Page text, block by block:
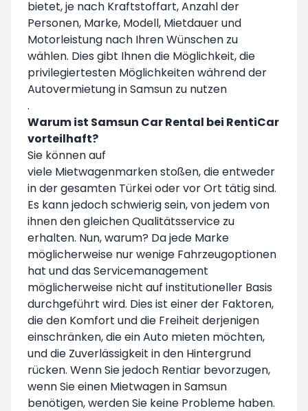
bietet, je nach Kraftstoffart, Anzahl der
Personen, Marke, Modell, Mietdauer und
Motorleistung nach Ihren Wünschen zu
wählen. Dies gibt Ihnen die Möglichkeit, die
privilegiertesten Möglichkeiten während der
Autovermietung in Samsun zu nutzen
.
Warum ist Samsun Car Rental bei RentiCar
vorteilhaft?
Sie können auf
viele Mietwagenmarken stoßen, die entweder
in der gesamten Türkei oder vor Ort tätig sind.
Es kann jedoch schwierig sein, von jedem von
ihnen den gleichen Qualitätsservice zu
erhalten. Nun, warum? Da jede Marke
möglicherweise nur wenige Fahrzeugoptionen
hat und das Servicemanagement
möglicherweise nicht auf institutioneller Basis
durchgeführt wird. Dies ist einer der Faktoren,
die den Komfort und die Freiheit derjenigen
einschränken, die ein Auto mieten möchten,
und die Zuverlässigkeit in den Hintergrund
rücken. Wenn Sie jedoch Rentiar bevorzugen,
wenn Sie einen Mietwagen in Samsun
benötigen, werden Sie keine Probleme haben.